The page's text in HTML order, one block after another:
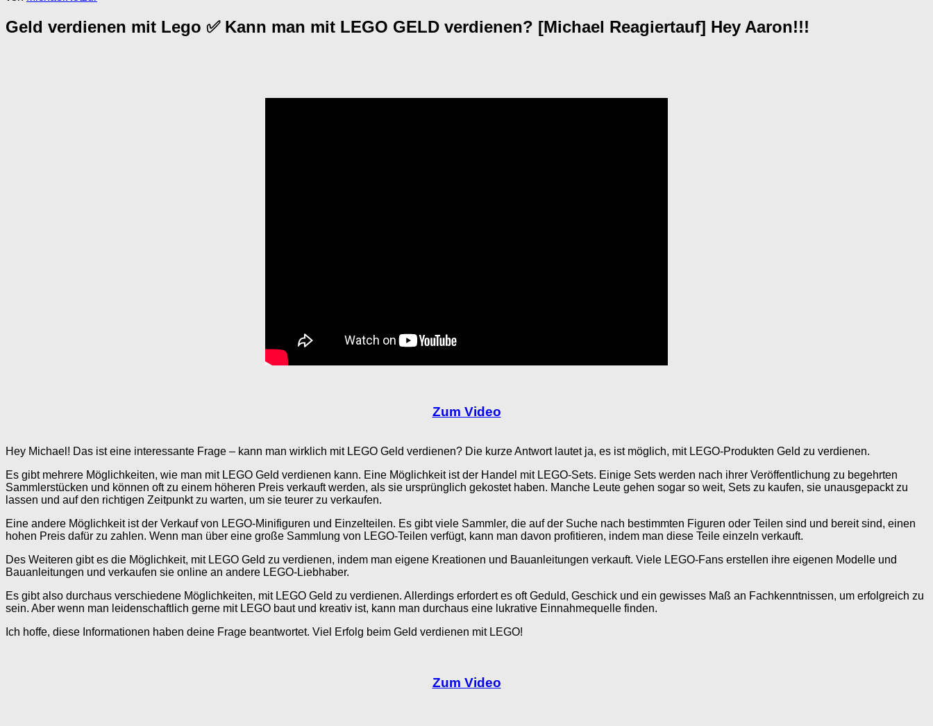
Geld verdienen mit Lego ✅ Kann man mit LEGO GELD verdienen? [Michael Reagiertauf] Hey Aaron!!!
Zum Video
Hey Michael! Das ist eine interessante Frage – kann man wirklich mit LEGO Geld verdienen? Die kurze Antwort lautet ja, es ist möglich, mit LEGO-Produkten Geld zu verdienen.
Es gibt mehrere Möglichkeiten, wie man mit LEGO Geld verdienen kann. Eine Möglichkeit ist der Handel mit LEGO-Sets. Einige Sets werden nach ihrer Veröffentlichung zu begehrten
Sammlerstücken und können oft zu einem höheren Preis verkauft werden, als sie ursprünglich gekostet haben. Manche Leute gehen sogar so weit, Sets zu kaufen, sie unausgepackt zu
lassen und auf den richtigen Zeitpunkt zu warten, um sie teurer zu verkaufen.
Eine andere Möglichkeit ist der Verkauf von LEGO-Minifiguren und Einzelteilen. Es gibt viele Sammler, die auf der Suche nach bestimmten Figuren oder Teilen sind und bereit sind, einen
hohen Preis dafür zu zahlen. Wenn man über eine große Sammlung von LEGO-Teilen verfügt, kann man davon profitieren, indem man diese Teile einzeln verkauft.
Des Weiteren gibt es die Möglichkeit, mit LEGO Geld zu verdienen, indem man eigene Kreationen und Bauanleitungen verkauft. Viele LEGO-Fans erstellen ihre eigenen Modelle und
Bauanleitungen und verkaufen sie online an andere LEGO-Liebhaber.
Es gibt also durchaus verschiedene Möglichkeiten, mit LEGO Geld zu verdienen. Allerdings erfordert es oft Geduld, Geschick und ein gewisses Maß an Fachkenntnissen, um erfolgreich zu
sein. Aber wenn man leidenschaftlich gerne mit LEGO baut und kreativ ist, kann man durchaus eine lukrative Einnahmequelle finden.
Ich hoffe, diese Informationen haben deine Frage beantwortet. Viel Erfolg beim Geld verdienen mit LEGO!
Zum Video